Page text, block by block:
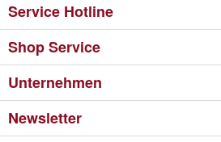
Service Hotline
Shop Service
Unternehmen
Newsletter